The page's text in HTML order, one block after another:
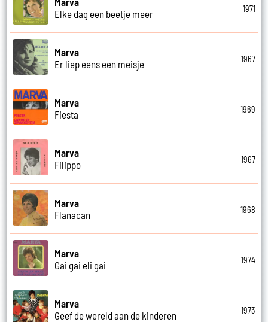
Elke dag een beetje meer
1971
Marva
Er liep eens een meisje
1967
Marva
Fiesta
1969
Marva
Filippo
1967
Marva
Flanacan
1968
Marva
Gai gai eli gai
1974
Marva
Geef de wereld aan de kinderen
1973